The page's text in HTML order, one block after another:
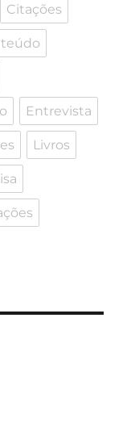
Citações
Entrevista
Livros